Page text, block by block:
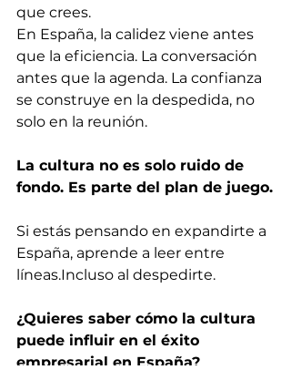
que crees.
En España, la calidez viene antes
que la eficiencia. La conversación
antes que la agenda. La confianza
se construye en la despedida, no
solo en la reunión.
La cultura no es solo ruido de
fondo. Es parte del plan de juego.
Si estás pensando en expandirte a
España, aprende a leer entre
líneas.Incluso al despedirte.
¿Quieres saber cómo la cultura
puede influir en el éxito
empresarial en España?